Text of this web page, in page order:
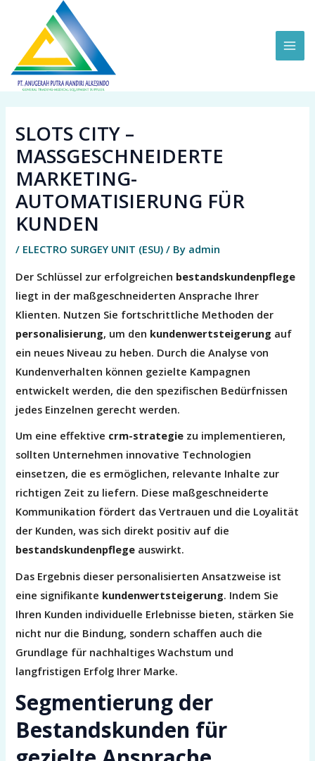
content
SLOTS CITY –
MASSGESCHNEIDERTE M
ARKETING-A
UTOMATISIERUNG FÜR K
UNDEN
/ ELECTRO SURGEY UNIT (ESU) / By admin
Der Schlüssel zur erfolgreichen bestandskundenpflege
liegt in der maßgeschneiderten Ansprache Ihrer
Klienten. Nutzen Sie fortschrittliche Methoden der
personalisierung, um den kundenwertsteigerung auf
ein neues Niveau zu heben. Durch die Analyse von
Kundenverhalten können gezielte Kampagnen
entwickelt werden, die den spezifischen Bedürfnissen
jedes Einzelnen gerecht werden.
Um eine effektive crm-strategie zu implementieren,
sollten Unternehmen innovative Technologien
einsetzen, die es ermöglichen, relevante Inhalte zur
richtigen Zeit zu liefern. Diese maßgeschneiderte
Kommunikation fördert das Vertrauen und die Loyalität
der Kunden, was sich direkt positiv auf die
bestandskundenpflege auswirkt.
Das Ergebnis dieser personalisierten Ansatzweise ist
eine signifikante kundenwertsteigerung. Indem Sie
Ihren Kunden individuelle Erlebnisse bieten, stärken Sie
nicht nur die Bindung, sondern schaffen auch die
Grundlage für nachhaltiges Wachstum und
langfristigen Erfolg Ihrer Marke.
Segmentierung der
Bestandskunden für